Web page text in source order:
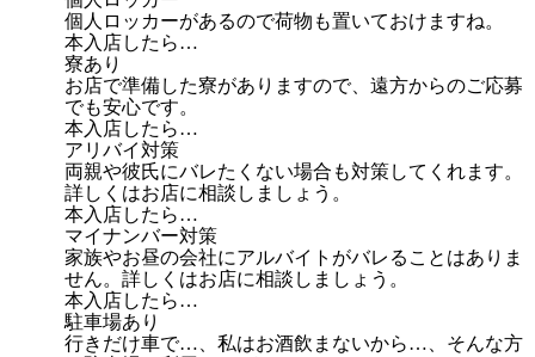
個人ロッカーがあるので荷物も置いておけますね。
本入店したら…
寮あり
お店で準備した寮がありますので、遠方からのご応募
でも安心です。
本入店したら…
アリバイ対策
両親や彼氏にバレたくない場合も対策してくれます。
詳しくはお店に相談しましょう。
本入店したら…
マイナンバー対策
家族やお昼の会社にアルバイトがバレることはありま
せん。詳しくはお店に相談しましょう。
本入店したら…
駐車場あり
行きだけ車で…、私はお酒飲まないから…、そんな方